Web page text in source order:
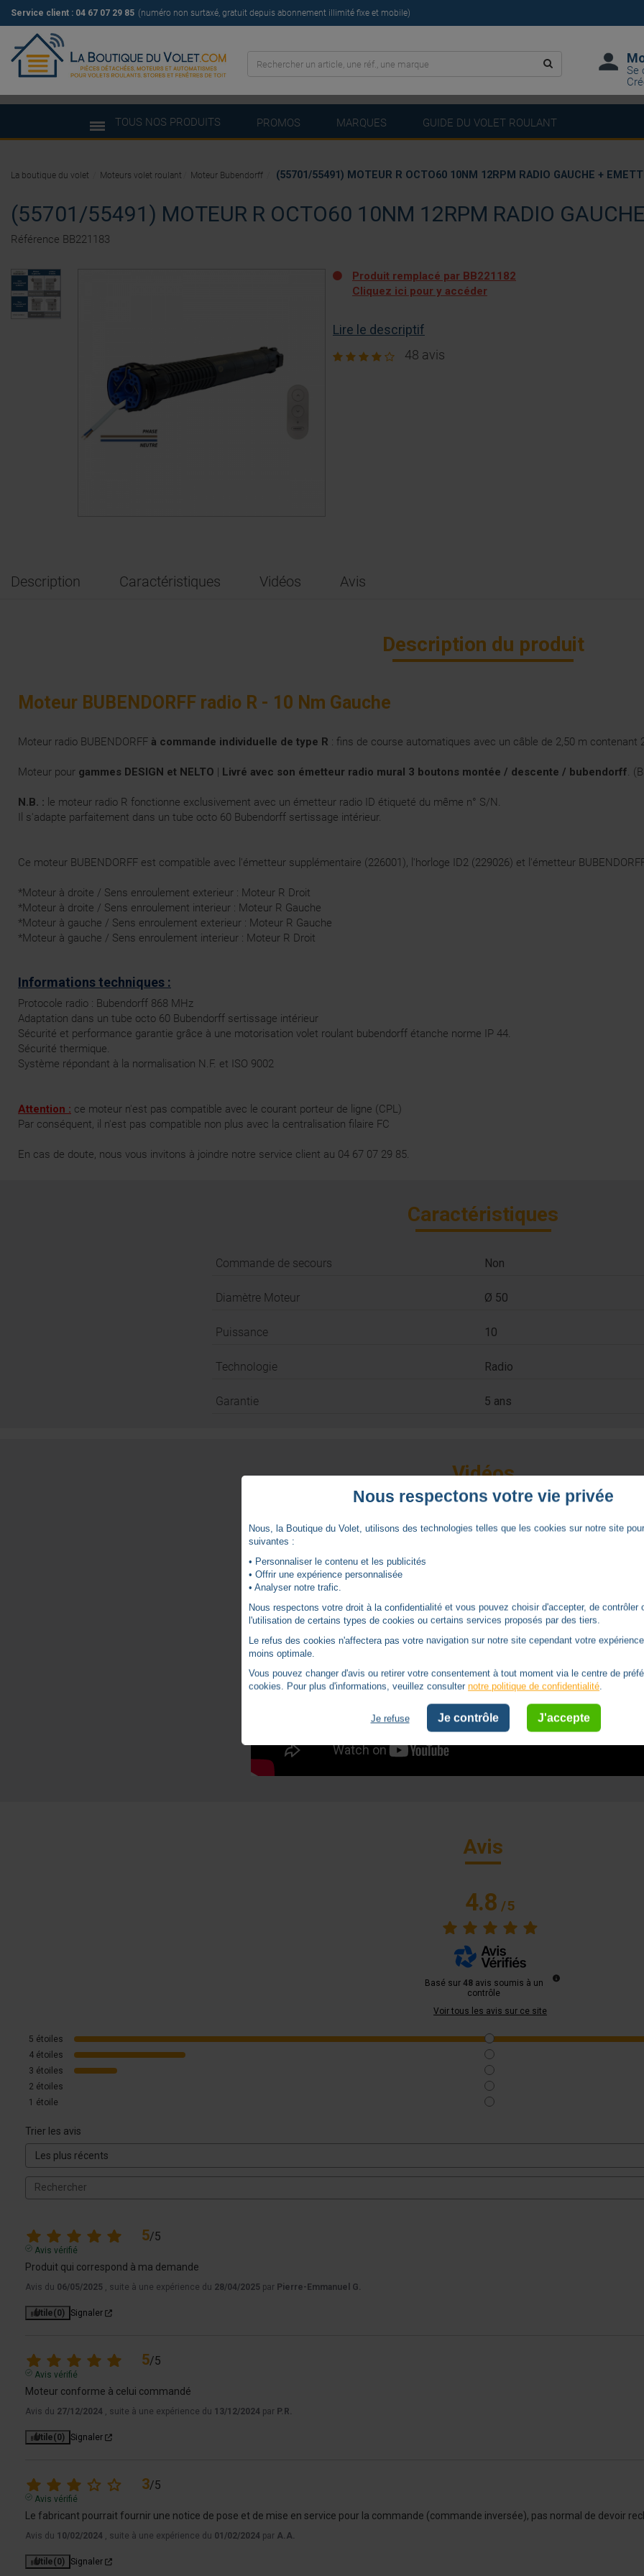
Service client : 04 67 07 29 85 (numéro non surtaxé, gratuit depuis abonnement illimité fixe et mobile)
Se
TOUS NOS PRODUITS PROMOS MARQUES GUIDE DU VOLET ROULANT
(55701/55491) MOTEUR R OCTO60 10NM 12RPM RADIO
Référence BB221183
Produit remplacé par BB221182
Cliquez ici pour y accéder
Lire le descriptif
48 avis
Description Caractéristiques Vidéos Avis
Description du produit
Moteur BUBENDORFF radio R - 10 Nm Gauche
Moteur radio BUBENDORFF à commande individuelle de type R : fins de course automatiques avec un câble de 2,50 m contenant
Moteur pour gammes DESIGN et NELTO | Livré avec son émetteur radio mural 3 boutons montée / descente / bubendorff. (
N.B. : le moteur radio R fonctionne exclusivement avec un émetteur radio ID étiqueté du même n° S/N.
Il s'adapte parfaitement dans un tube octo 60 Bubendorff sertissage intérieur.
Ce moteur BUBENDORFF est compatible avec l'émetteur supplémentaire (226001 ), l'horloge ID2 (229026) et l'émetteur
*Moteur à droite / Sens enroulement exterieur : Moteur R Droit
*Moteur à droite / Sens enroulement interieur : Moteur R Gauche
*Moteur à gauche / Sens enroulement exterieur : Moteur R Gauche
*Moteur à gauche / Sens enroulement interieur : Moteur R Droit
Informations techniques :
Protocole radio : Bubendorff 868 MHz
Adaptation dans un tube octo 60 Bubendorff sertissage intérieur
Sécurité et performance garantie grâce à une motorisation volet roulant bubendorff étanche norme IP 44.
Sécurité thermique.
Système répondant à la normalisation N.F. et ISO 9002
Attention : ce moteur n'est pas compatible avec le courant porteur de ligne (CPL)
Par conséquent, il n'est pas compatible non plus avec la centralisation filaire FC
En cas de doute, nous vous invitons à joindre notre service client au 04 67 07 29 85.
Caractéristiques
Commande de secours Non
Diamètre Moteur Ø 50
Puissance 10
Technologie Radio
Garantie 5 ans
Vidéos
Avis
4.8/5
Basé sur 48 avis soumis à un
contrôle
Voir tous les avis sur ce site
5 étoiles
4 étoiles
3 étoiles
2 étoiles
1 étoile
Trier les avis
5/5
Avis vérifié
Produit qui correspond à ma demande
Avis du 06/05/2025 , suite à une expérience du 28/04/2025 par Pierre-Emmanuel G.
Utile(0) Signaler
5/5
Avis vérifié
Moteur conforme à celui commandé
Avis du 27/12/2024 , suite à une expérience du 13/12/2024 par P.R.
Utile(0) Signaler
3/5
Avis vérifié
Le fabricant pourrait fournir une notice de pose et de mise en service pour la commande (commande inversée), pas normal de devoir
Avis du 10/02/2024 , suite à une expérience du 01/02/2024 par A.A.
Utile(0) Signaler
La boutique du volet Moteurs volet roulant Moteur Bubendorff (55701/55491) MOTEUR R OCTO60 10NM 12RPM RADIO GAUCHE +
Nous respectons votre vie privée
Nous, la Boutique du Volet, utilisons des technologies telles que les cookies sur notre site
suivantes :
• Personnaliser le contenu et les publicités
• Offrir une expérience personnalisée
• Analyser notre trafic.
Nous respectons votre droit à la confidentialité et vous pouvez choisir d'accepter, de contrôler
l'utilisation de certains types de cookies ou certains services proposés par des tiers.
Le refus des cookies n'affectera pas votre navigation sur notre site cependant votre
moins optimale.
Vous pouvez changer d'avis ou retirer votre consentement à tout moment via le centre de
cookies. Pour plus d'informations, veuillez consulternotre politique de confidentialité.
Je refuse Je contrôle J'accepte